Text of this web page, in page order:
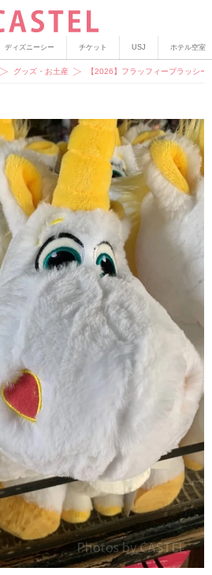
ディズニーシー チケット USJ ホテル空室
グッズ・お土産 【2026】フラッフィープラッシ